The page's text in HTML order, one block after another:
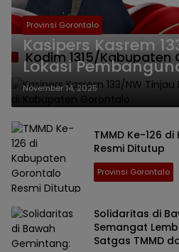
Kodim 1315/Kabupaten
Provinsi Gorontalo
Kasipers Kasrem
Lokasi
Kabupaten
November 14, 2025
TMMD Ke-126
Resmi Ditutup
Provinsi Gorontalo
Solidaritas di
Semangat
Satgas TMMD